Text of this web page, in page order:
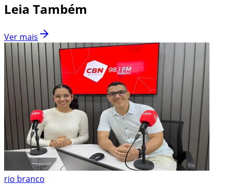
Leia Também
Ver mais
rio branco